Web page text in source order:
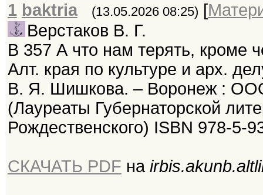
1 baktria (13.05.2026 08:25) [
Верстаков В. Г.
В 357 А что нам терять, кроме
Алт. края по культуре и арх.
В. Я. Шишкова. – Воронеж :
(Лауреаты Губернаторской
Рождественского) ISBN 978-5-
СКАЧАТЬ PDF на